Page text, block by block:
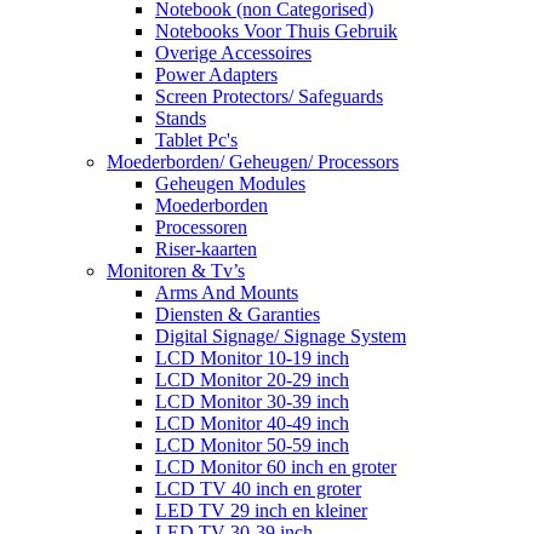
Notebook (non Categorised)
Notebooks Voor Thuis Gebruik
Overige Accessoires
Power Adapters
Screen Protectors/ Safeguards
Stands
Tablet Pc's
Moederborden/ Geheugen/ Processors
Geheugen Modules
Moederborden
Processoren
Riser-kaarten
Monitoren & Tv’s
Arms And Mounts
Diensten & Garanties
Digital Signage/ Signage System
LCD Monitor 10-19 inch
LCD Monitor 20-29 inch
LCD Monitor 30-39 inch
LCD Monitor 40-49 inch
LCD Monitor 50-59 inch
LCD Monitor 60 inch en groter
LCD TV 40 inch en groter
LED TV 29 inch en kleiner